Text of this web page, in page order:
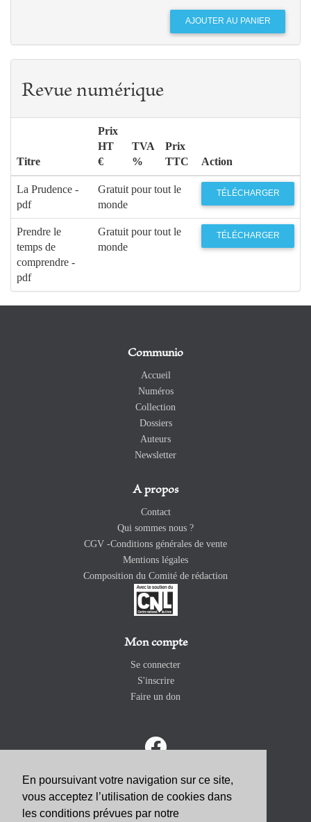
En poursuivant votre navigation sur ce site,
vous acceptez l’utilisation de cookies dans
les conditions prévues par notre
Revue numérique
Titre
Prix
HT
€
TVA
%
Prix
TTC
Action
La Prudence -
pdf
Gratuit pour tout le
monde
TÉLÉCHARGER
Prendre le
temps de
comprendre -
pdf
Gratuit pour tout le
monde
TÉLÉCHARGER
Communio
Accueil
Numéros
Collection
Dossiers
Auteurs
Newsletter
A propos
Contact
Qui sommes nous ?
CGV -Conditions générales de vente
Mentions légales
Composition du Comité de rédaction
Mon compte
Se connecter
S'inscrire
Faire un don
ABONNEZ-VOUS